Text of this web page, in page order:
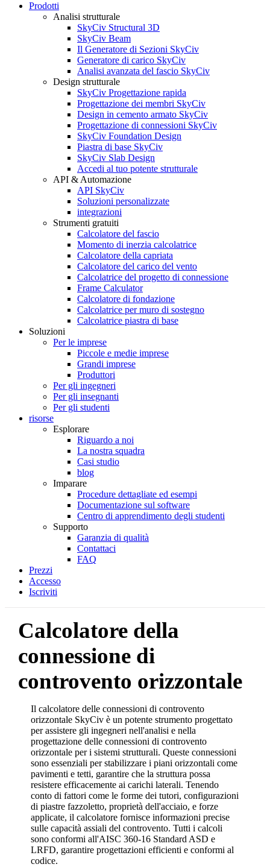
Prodotti
Analisi strutturale
SkyCiv Structural 3D
SkyCiv Beam
Il Generatore di Sezioni SkyCiv
Generatore di carico SkyCiv
Analisi avanzata del fascio SkyCiv
Design strutturale
SkyCiv Progettazione rapida
Progettazione dei membri SkyCiv
Design in cemento armato SkyCiv
Progettazione di connessioni SkyCiv
SkyCiv Foundation Design
Piastra di base SkyCiv
SkyCiv Slab Design
Accedi al tuo potente strutturale
API & Automazione
API SkyCiv
Soluzioni personalizzate
integrazioni
Strumenti gratuiti
Calcolatore del fascio
Momento di inerzia calcolatrice
Calcolatore della capriata
Calcolatore del carico del vento
Calcolatrice del progetto di connessione
Frame Calculator
Calcolatore di fondazione
Calcolatrice per muro di sostegno
Calcolatrice piastra di base
Soluzioni
Per le imprese
Piccole e medie imprese
Grandi imprese
Produttori
Per gli ingegneri
Per gli insegnanti
Per gli studenti
risorse
Esplorare
Riguardo a noi
La nostra squadra
Casi studio
blog
Imparare
Procedure dettagliate ed esempi
Documentazione sul software
Centro di apprendimento degli studenti
Supporto
Garanzia di qualità
Contattaci
FAQ
Prezzi
Accesso
Iscriviti
Calcolatore della
connessione di
controvento orizzontale
Il calcolatore delle connessioni di controvento
orizzontale SkyCiv è un potente strumento progettato
per assistere gli ingegneri nell'analisi e nella
progettazione delle connessioni di controvento
orizzontale per i sistemi strutturali. Queste connessioni
sono essenziali per stabilizzare i piani orizzontali come
pavimenti e tetti, garantire che la struttura possa
resistere efficacemente ai carichi laterali. Tenendo
conto di fattori come le forme dei tutori, configurazioni
di piastre fazzoletto, proprietà dell'acciaio, e forze
applicate, il calcolatore fornisce informazioni precise
sulle capacità assiali del controvento. Tutti i calcoli
sono conformi all'AISC 360-16 Standard ASD e
LRFD, garantire progettazioni efficienti e conformi al
codice.